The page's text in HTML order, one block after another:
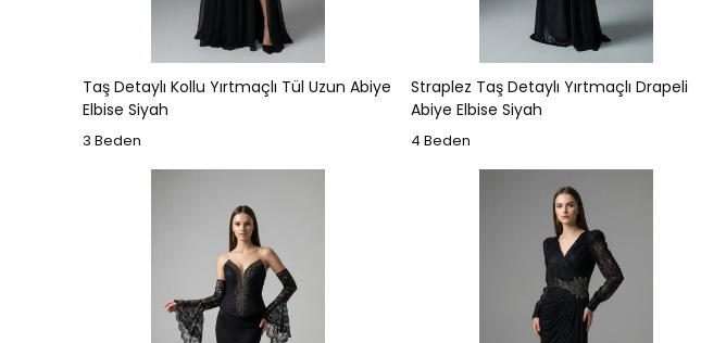
Taş Detaylı Kollu Yırtmaçlı Tül Uzun Abiye
Elbise Siyah
3 Beden
Straplez Taş Detaylı Yırtmaçlı Drapeli
Abiye Elbise Siyah
4 Beden